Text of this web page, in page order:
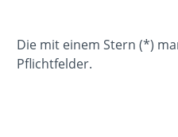
Die mit einem Stern (*)
Pflichtfelder.